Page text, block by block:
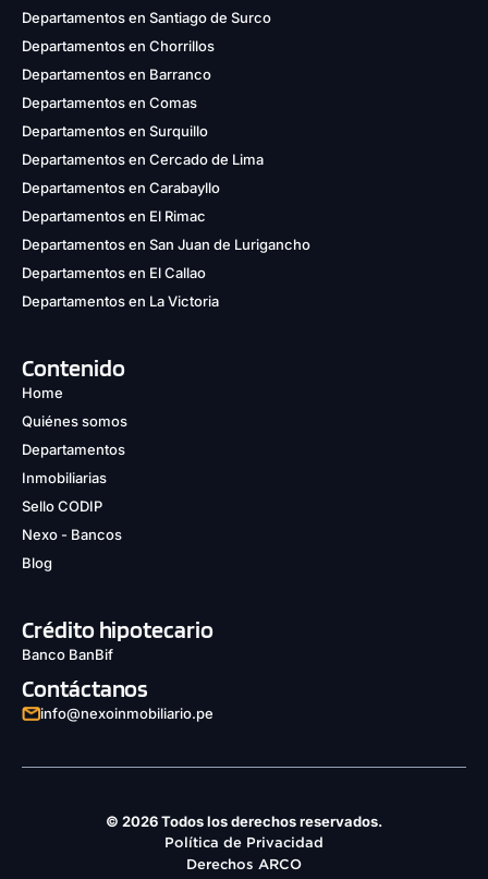
Departamentos en Santiago de Surco
Departamentos en Chorrillos
Departamentos en Barranco
Departamentos en Comas
Departamentos en Surquillo
Departamentos en Cercado de Lima
Departamentos en Carabayllo
Departamentos en El Rimac
Departamentos en San Juan de Lurigancho
Departamentos en El Callao
Departamentos en La Victoria
Contenido
Home
Quiénes somos
Departamentos
Inmobiliarias
Sello CODIP
Nexo - Bancos
Blog
Crédito hipotecario
Banco BanBif
Contáctanos
info@nexoinmobiliario.pe
© 2026 Todos los derechos reservados.
Política de Privacidad
Derechos ARCO